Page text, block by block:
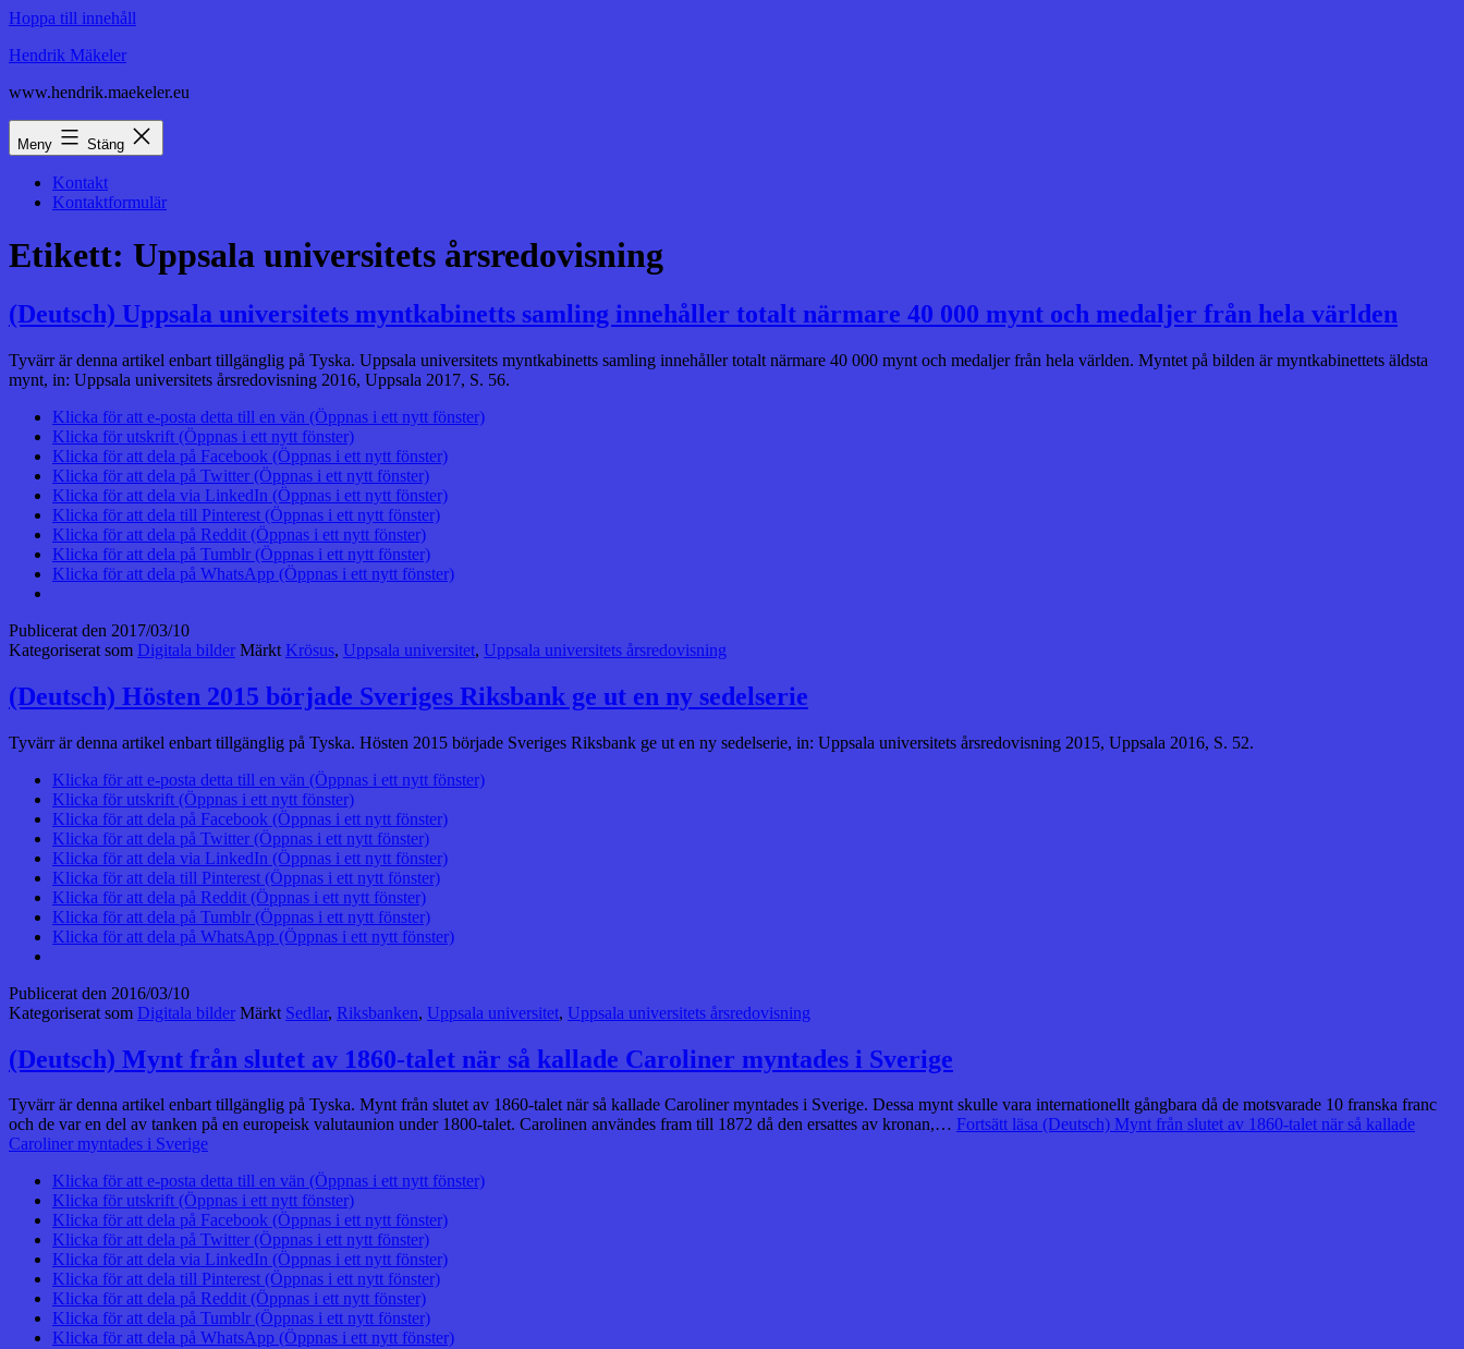
Hoppa till innehåll
Hendrik Mäkeler
www.hendrik.maekeler.eu
Meny Stäng
Kontakt
Kontaktformulär
Etikett: Uppsala universitets årsredovisning
(Deutsch) Uppsala universitets myntkabinetts samling innehåller totalt närmare 40 000 mynt och medaljer från hela världen
Tyvärr är denna artikel enbart tillgänglig på Tyska. Uppsala universitets myntkabinetts samling innehåller totalt närmare 40 000 mynt och medaljer från hela världen. Myntet på bilden är myntkabinettets äldsta
mynt, in: Uppsala universitets årsredovisning 2016, Uppsala 2017, S. 56.
Klicka för att e-posta detta till en vän (Öppnas i ett nytt fönster)
Klicka för utskrift (Öppnas i ett nytt fönster)
Klicka för att dela på Facebook (Öppnas i ett nytt fönster)
Klicka för att dela på Twitter (Öppnas i ett nytt fönster)
Klicka för att dela via LinkedIn (Öppnas i ett nytt fönster)
Klicka för att dela till Pinterest (Öppnas i ett nytt fönster)
Klicka för att dela på Reddit (Öppnas i ett nytt fönster)
Klicka för att dela på Tumblr (Öppnas i ett nytt fönster)
Klicka för att dela på WhatsApp (Öppnas i ett nytt fönster)
Publicerat den 2017/03/10
Kategoriserat som Digitala bilder Märkt Krösus, Uppsala universitet, Uppsala universitets årsredovisning
(Deutsch) Hösten 2015 började Sveriges Riksbank ge ut en ny sedelserie
Tyvärr är denna artikel enbart tillgänglig på Tyska. Hösten 2015 började Sveriges Riksbank ge ut en ny sedelserie, in: Uppsala universitets årsredovisning 2015, Uppsala 2016, S. 52.
Klicka för att e-posta detta till en vän (Öppnas i ett nytt fönster)
Klicka för utskrift (Öppnas i ett nytt fönster)
Klicka för att dela på Facebook (Öppnas i ett nytt fönster)
Klicka för att dela på Twitter (Öppnas i ett nytt fönster)
Klicka för att dela via LinkedIn (Öppnas i ett nytt fönster)
Klicka för att dela till Pinterest (Öppnas i ett nytt fönster)
Klicka för att dela på Reddit (Öppnas i ett nytt fönster)
Klicka för att dela på Tumblr (Öppnas i ett nytt fönster)
Klicka för att dela på WhatsApp (Öppnas i ett nytt fönster)
Publicerat den 2016/03/10
Kategoriserat som Digitala bilder Märkt Sedlar, Riksbanken, Uppsala universitet, Uppsala universitets årsredovisning
(Deutsch) Mynt från slutet av 1860-talet när så kallade Caroliner myntades i Sverige
Tyvärr är denna artikel enbart tillgänglig på Tyska. Mynt från slutet av 1860-talet när så kallade Caroliner myntades i Sverige. Dessa mynt skulle vara internationellt gångbara då de motsvarade 10 franska franc
och de var en del av tanken på en europeisk valutaunion under 1800-talet. Carolinen användes fram till 1872 då den ersattes av kronan,… Fortsätt läsa (Deutsch) Mynt från slutet av 1860-talet när så kallade
Caroliner myntades i Sverige
Klicka för att e-posta detta till en vän (Öppnas i ett nytt fönster)
Klicka för utskrift (Öppnas i ett nytt fönster)
Klicka för att dela på Facebook (Öppnas i ett nytt fönster)
Klicka för att dela på Twitter (Öppnas i ett nytt fönster)
Klicka för att dela via LinkedIn (Öppnas i ett nytt fönster)
Klicka för att dela till Pinterest (Öppnas i ett nytt fönster)
Klicka för att dela på Reddit (Öppnas i ett nytt fönster)
Klicka för att dela på Tumblr (Öppnas i ett nytt fönster)
Klicka för att dela på WhatsApp (Öppnas i ett nytt fönster)